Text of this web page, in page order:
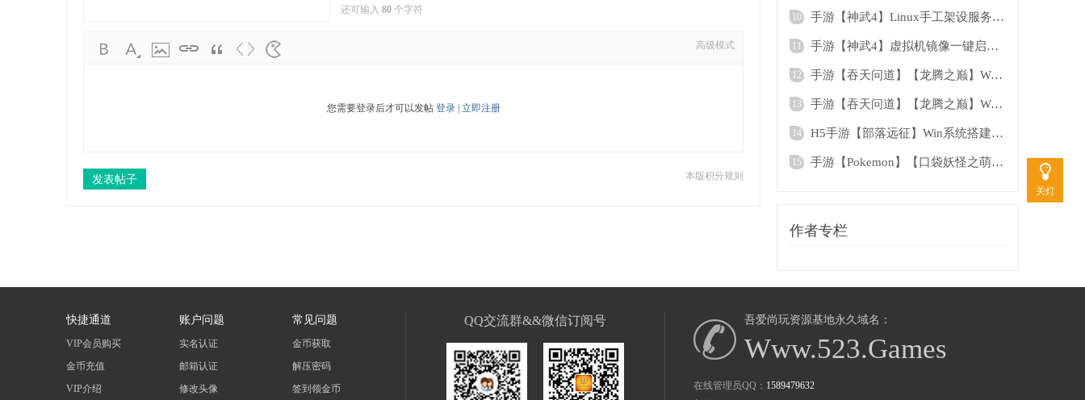
关灯
还可输入 80 个字符
高级模式
您需要登录后才可以发帖 登录| 立即注册
本版积分规则
发表帖子
10 手游【神武4】Linux手工架设服务端+双客户
11 手游【神武4】虚拟机镜像一键启动服务端+双
12 手游【吞天问道】【龙腾之巅】Win手工架设
13 手游【吞天问道】【龙腾之巅】Windows虚拟
14 H5手游【部落远征】Win系统搭建一键启动服
15 手游【Pokemon】【口袋妖怪之萌妖出没】多
作者专栏
快捷通道
VIP会员购买
金币充值
VIP介绍
账户问题
实名认证
邮箱认证
修改头像
常见问题
金币获取
解压密码
签到领金币
QQ交流群&&微信订阅号 吾爱尚玩资源基地永久域名：
Www.523.Games
在线管理员QQ： 1589479632